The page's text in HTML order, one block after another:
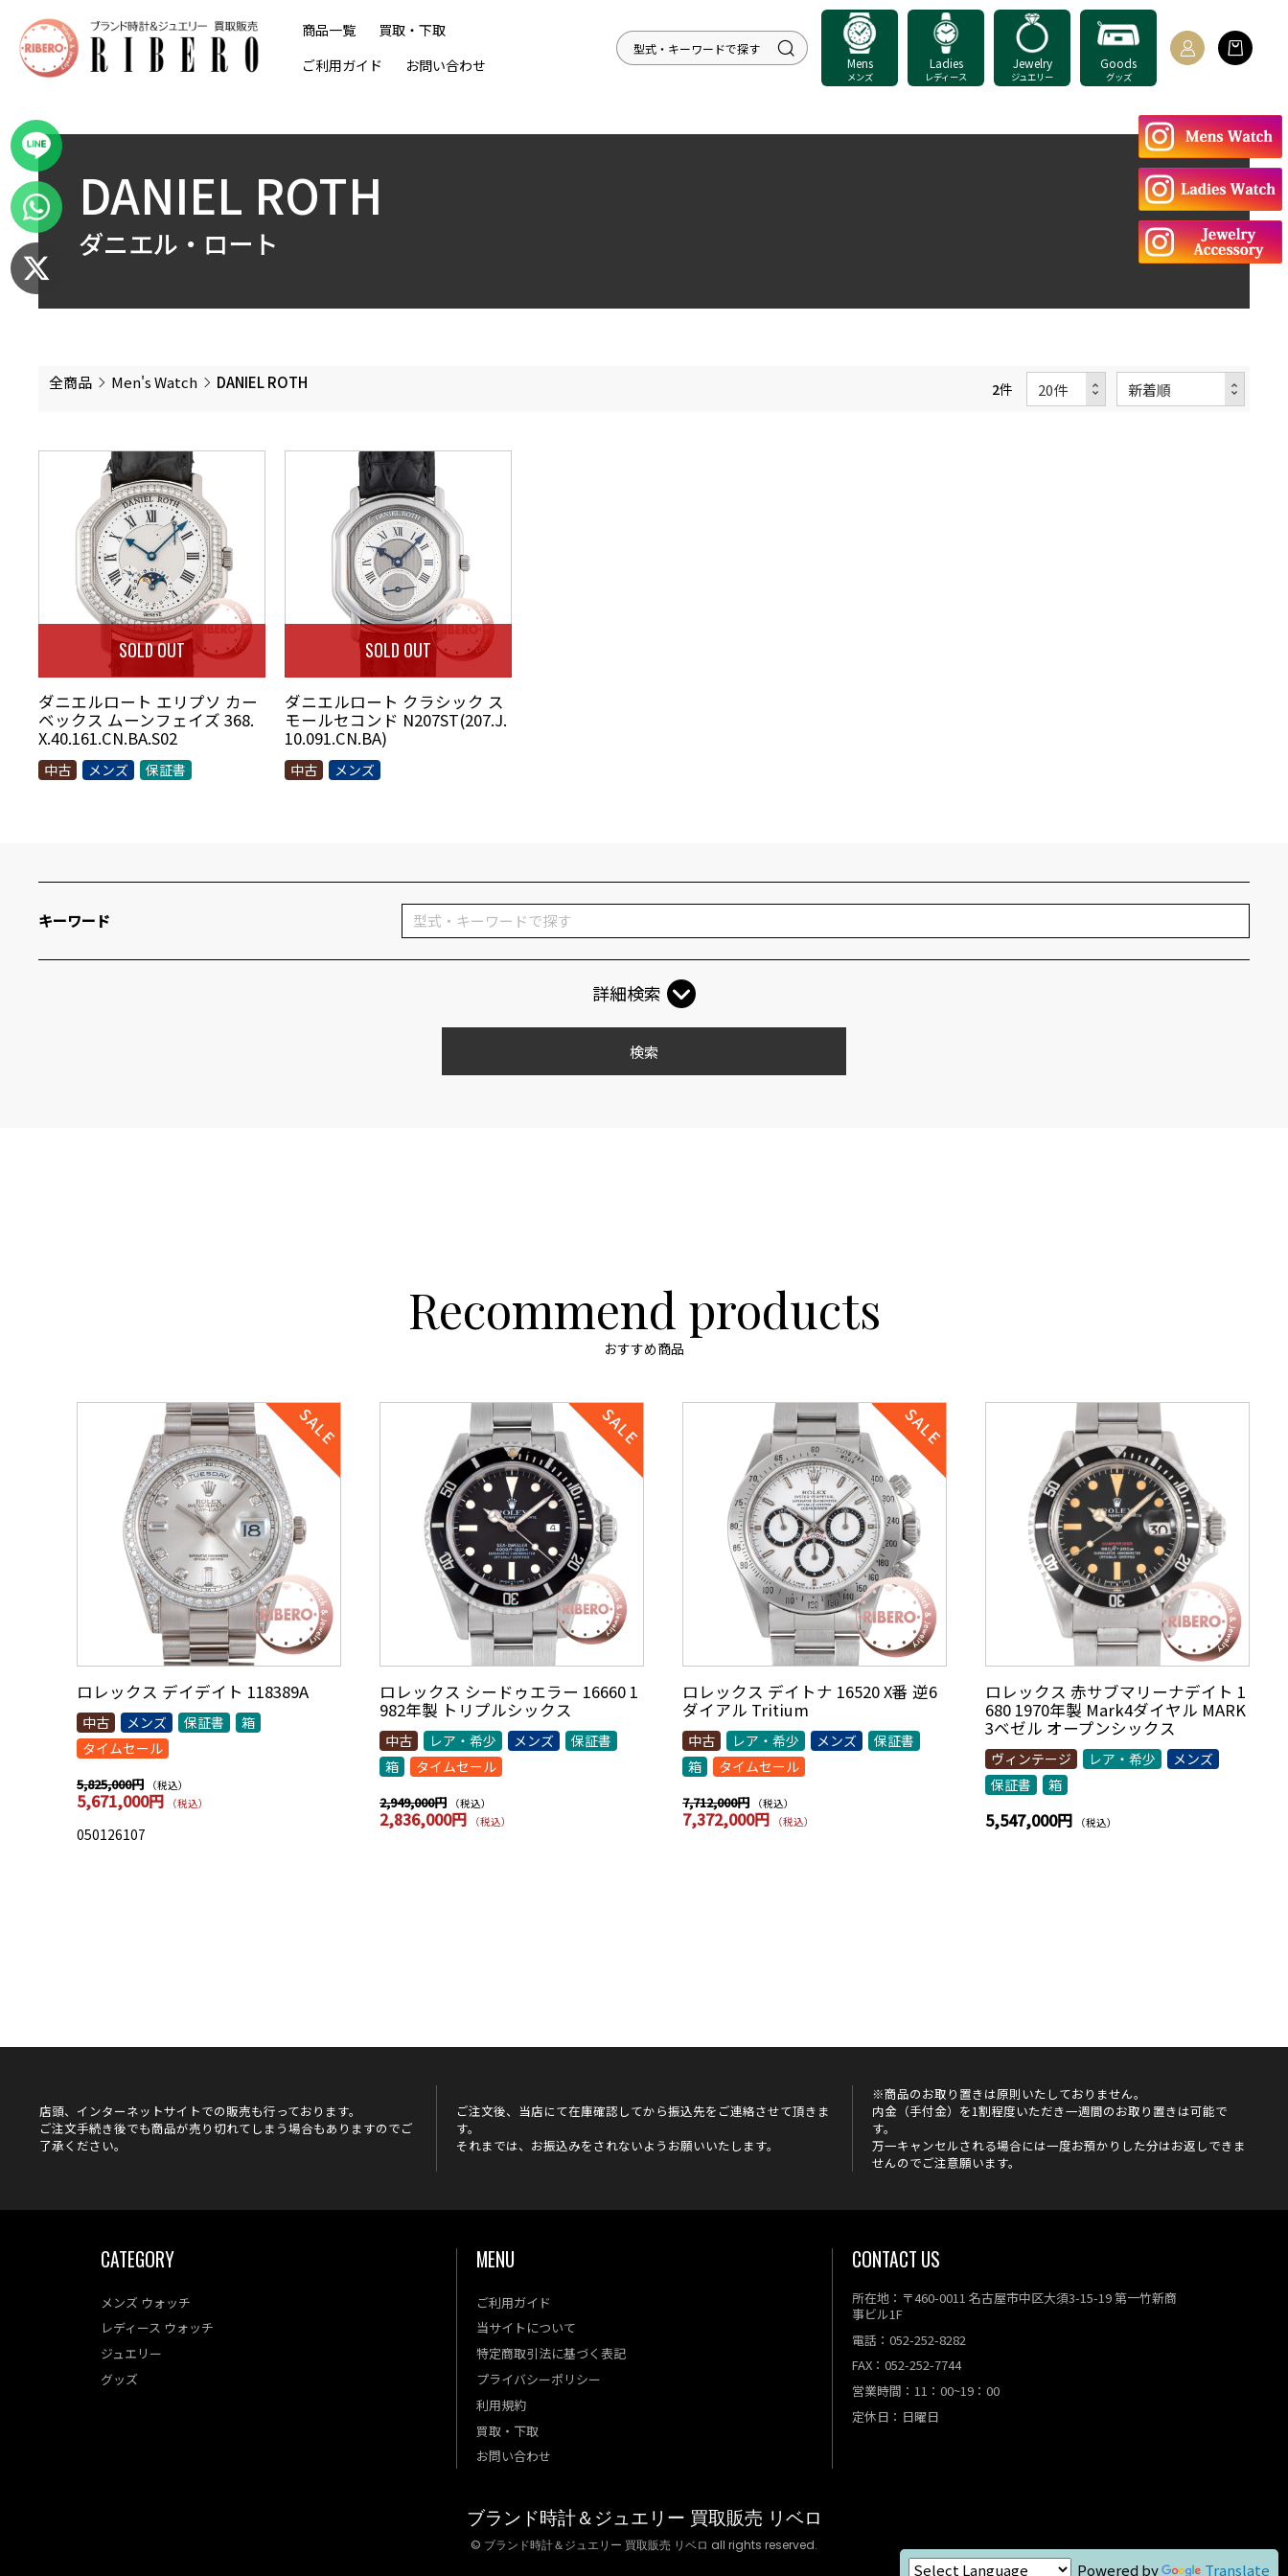
Powered by Translate
商品一覧
買取・下取
ご利用ガイド
お問い合わせ Mens
メンズ
Ladies
レディース
Jewelry
ジュエリー
Goods
グッズ
DANIEL ROTH
ダニエル・ロート
全商品 Men's Watch DANIEL ROTH 2件
SOLD OUT
ダニエルロート エリプソ カー
ベックス ムーンフェイズ 368.
X.40.161.CN.BA.S02
中古 メンズ 保証書
SOLD OUT
ダニエルロート クラシック ス
モールセコンド N207ST(207.J.
10.091.CN.BA)
中古 メンズ
キーワード
詳細検索
検索
Recommend products
おすすめ商品
ロレックス デイデイト 118389A
中古 メンズ 保証書
箱
タイムセール
5,825,000円 （税込）
5,671,000円 （税込）
050126107
ロレックス シードゥエラー 16660 1
982年製 トリプルシックス
中古 レア・希少 メンズ
保証書
箱
タイムセール
2,949,000円 （税込）
2,836,000円 （税込）
ロレックス デイトナ 16520 X番 逆6
ダイアル Tritium
中古 レア・希少 メンズ
保証書
箱
タイムセール
7,712,000円 （税込）
7,372,000円 （税込）
ロレックス 赤サブマリーナデイト 1
680 1970年製 Mark4ダイヤル MARK
3ベゼル オープンシックス
ヴィンテージ レア・希少
メンズ
保証書
箱
5,547,000円 （税込）
店頭、インターネットサイトでの販売も行っております。
ご注文手続き後でも商品が売り切れてしまう場合もありますのでご
了承ください。
ご注文後、当店にて在庫確認してから振込先をご連絡させて頂きま
す。
それまでは、お振込みをされないようお願いいたします。
※商品のお取り置きは原則いたしておりません。
内金（手付金）を1割程度いただき一週間のお取り置きは可能で
す。
万一キャンセルされる場合には一度お預かりした分はお返しできま
せんのでご注意願います。
CATEGORY
メンズ ウォッチ
レディース ウォッチ
ジュエリー
グッズ
MENU
ご利用ガイド
当サイトについて
特定商取引法に基づく表記
プライバシーポリシー
利用規約
買取・下取
お問い合わせ
CONTACT US
所在地：〒460-0011 名古屋市中区大須3-15-19 第一竹新商
事ビル1F
電話：052-252-8282
FAX：052-252-7744
営業時間：11：00~19：00
定休日：日曜日
ブランド時計＆ジュエリー 買取販売 リベロ
© ブランド時計＆ジュエリー 買取販売 リベロ all rights reserved.